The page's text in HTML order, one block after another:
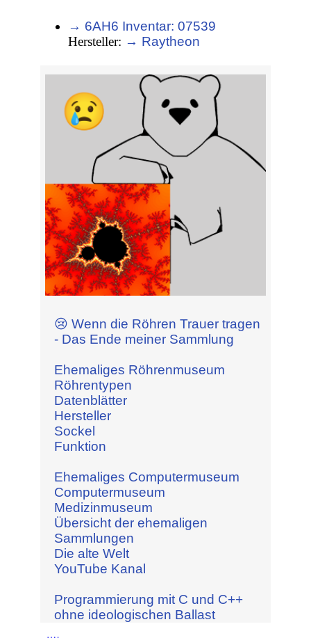
→ 6AH6 Inventar: 07539
Hersteller: → Raytheon
😢 Wenn die Röhren Trauer tragen
- Das Ende meiner Sammlung
Ehemaliges Röhrenmuseum
Röhrentypen
Datenblätter
Hersteller
Sockel
Funktion
Ehemaliges Computermuseum
Computermuseum
Medizinmuseum
Übersicht der ehemaligen
Sammlungen
Die alte Welt
YouTube Kanal
Programmierung mit C und C++
ohne ideologischen Ballast